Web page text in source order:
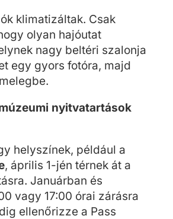
klimatizáltak. Csak
olyan hajóutat
nagy beltéri szalonja
egy gyors fotóra, majd
nyitvatartások
helyszínek, például a
, április 1-jén térnek át a
Januárban és
vagy 17:00 órai zárásra
ellenőrizze a Pass